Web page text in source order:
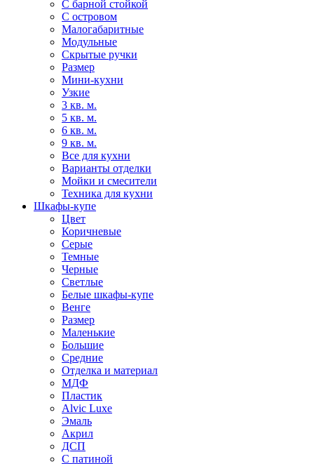
С барной стойкой
С островом
Малогабаритные
Модульные
Скрытые ручки
Размер
Мини-кухни
Узкие
3 кв. м.
5 кв. м.
6 кв. м.
9 кв. м.
Все для кухни
Варианты отделки
Мойки и смесители
Техника для кухни
Шкафы-купе
Цвет
Коричневые
Серые
Темные
Черные
Светлые
Белые шкафы-купе
Венге
Размер
Маленькие
Большие
Средние
Отделка и материал
МДФ
Пластик
Alvic Luxe
Эмаль
Акрил
ДСП
С патиной